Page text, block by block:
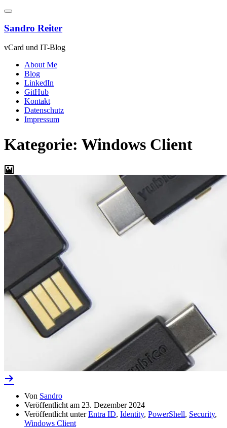
Zum
springen
Sandro Reiter
vCard und IT-Blog
About Me
Blog
LinkedIn
GitHub
Kontakt
Datenschutz
Impressum
Kategorie: Windows Client
Von Sandro
Veröffentlicht am 23. Dezember 2024
Veröffentlicht unterEntra ID, Identity, PowerShell, Security,
Windows Client